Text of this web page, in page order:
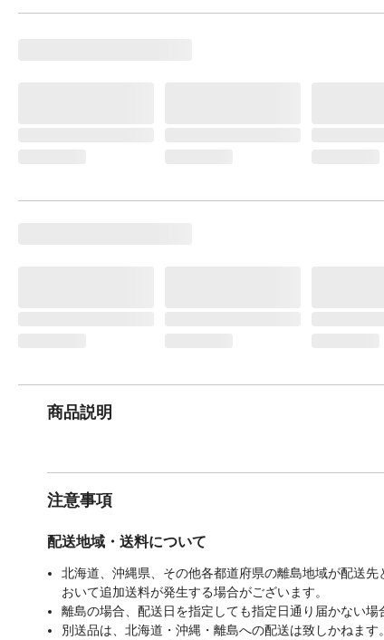
商品説明
注意事項
配送地域・送料について
北海道、沖縄県、その他各都道府県の離島地域が配送
おいて追加送料が発生する場合がございます。
離島の場合、配送日を指定しても指定日通り届かない場
別送品は、北海道・沖縄・離島への配送は致しかねます。